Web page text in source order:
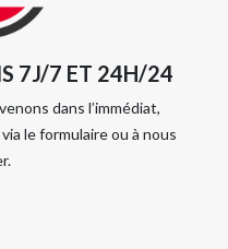
7J/7 ET 24H/24
dans l’immédiat,
le formulaire ou à nous